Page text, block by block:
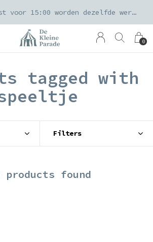
0
Orders geplaatst voor 15:00 worden dezelfde werkdag verzonden
tagged with
Filters
products found